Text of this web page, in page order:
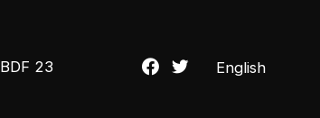
BDF 23 English